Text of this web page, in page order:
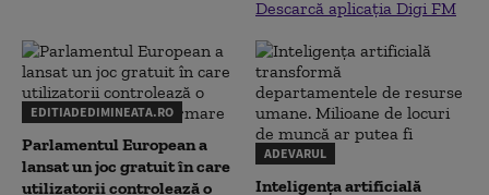
Descarcă aplicația Digi FM
EDITIADEDIMINEATA.RO
Parlamentul European a
lansat un joc gratuit în care
utilizatorii controlează o
ADEVARUL
Inteligența artificială